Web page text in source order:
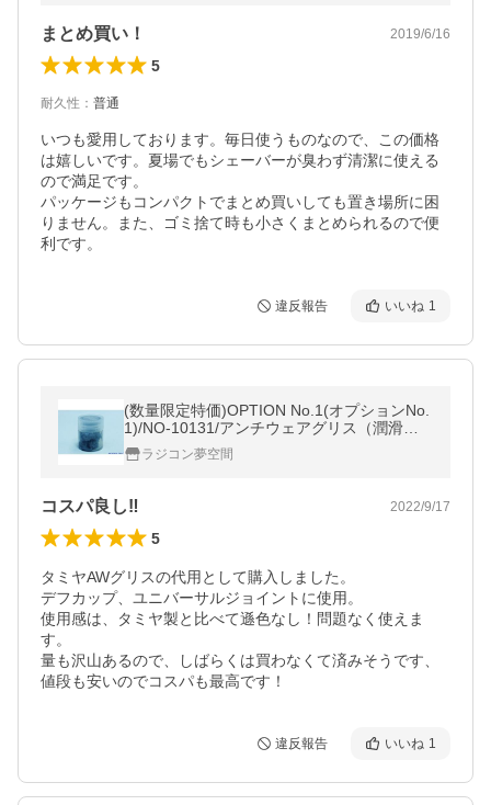
まとめ買い！ 2019/6/16
5
耐久性 ： 普通
いつも愛用しております。毎日使うものなので、この価格
は嬉しいです。夏場でもシェーバーが臭わず清潔に使える
ので満足です。
パッケージもコンパクトでまとめ買いしても置き場所に困
りません。また、ゴミ捨て時も小さくまとめられるので便
利です。
違反報告 いいね 1
(数量限定特価)OPTION No.1(オプションNo.
1)/NO-10131/アンチウェアグリス（潤滑油
添加剤配合/10g）
ラジコン夢空間
コスパ良し‼︎ 2022/9/17
5
タミヤAWグリスの代用として購入しました。
デフカップ、ユニバーサルジョイントに使用。
使用感は、タミヤ製と比べて遜色なし！問題なく使えま
す。
量も沢山あるので、しばらくは買わなくて済みそうです、
違反報告 いいね 1